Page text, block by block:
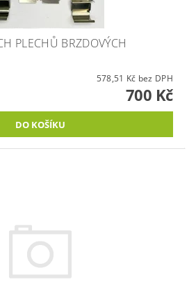
PLECHŮ BRZDOVÝCH
578,51 Kč bez DPH
700 Kč